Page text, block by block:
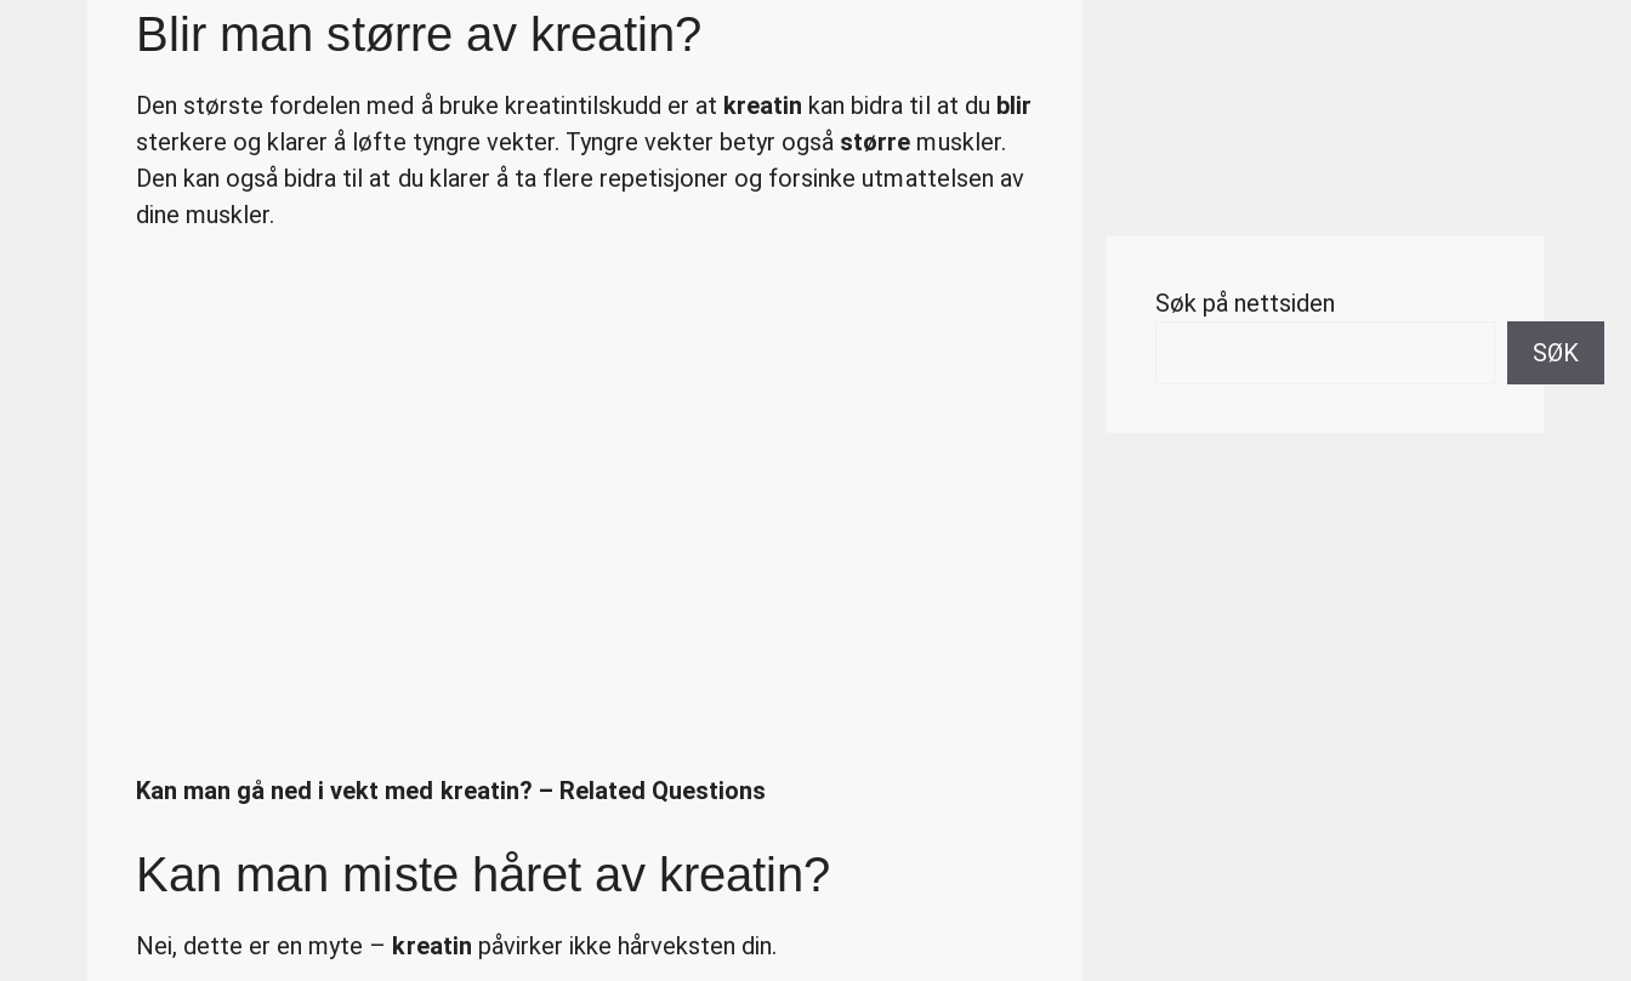
Blir man større av kreatin?
Den største fordelen med å bruke kreatintilskudd er at kreatin kan bidra til at du blir
sterkere og klarer å løfte tyngre vekter. Tyngre vekter betyr også større muskler.
Den kan også bidra til at du klarer å ta flere repetisjoner og forsinke utmattelsen av
dine muskler.
Kan man gå ned i vekt med kreatin? – Related Questions
Kan man miste håret av kreatin?
Nei, dette er en myte – kreatin påvirker ikke hårveksten din.
Søk på nettsiden
SØK